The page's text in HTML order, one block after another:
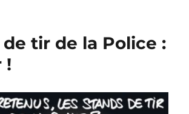
tir de la Police :
!